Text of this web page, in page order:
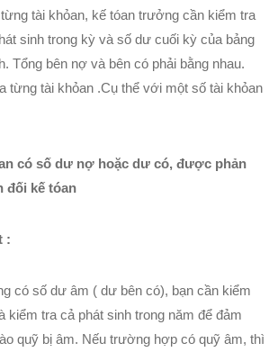
tài khỏan, kế tóan trưởng cần kiểm tra
sinh trong kỳ và số dư cuối kỳ của bảng
Tổng bên nợ và bên có phải bằng nhau.
từng tài khỏan .Cụ thể với một số tài khỏan
có số dư nợ hoặc dư có, được phản
đối kế tóan
:
có số dư âm ( dư bên có), bạn cần kiểm
kiểm tra cả phát sinh trong năm để đảm
quỹ bị âm. Nếu trường hợp có quỹ âm, thì